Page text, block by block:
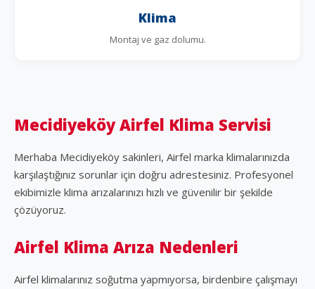
Klima
Montaj ve gaz dolumu.
Mecidiyeköy Airfel Klima Servisi
Merhaba Mecidiyeköy sakinleri, Airfel marka klimalarınızda
karşılaştığınız sorunlar için doğru adrestesiniz. Profesyonel
ekibimizle klima arızalarınızı hızlı ve güvenilir bir şekilde
çözüyoruz.
Airfel Klima Arıza Nedenleri
Airfel klimalarınız soğutma yapmıyorsa, birdenbire çalışmayı